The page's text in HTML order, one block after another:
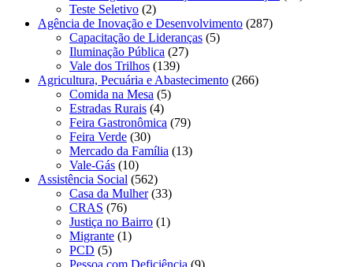
Teste Seletivo (2)
Agência de Inovação e Desenvolvimento (287)
Capacitação de Lideranças (5)
Iluminação Pública (27)
Vale dos Trilhos (139)
Agricultura, Pecuária e Abastecimento (266)
Comida na Mesa (5)
Estradas Rurais (4)
Feira Gastronômica (79)
Feira Verde (30)
Mercado da Família (13)
Vale-Gás (10)
Assistência Social (562)
Casa da Mulher(33)
CRAS (76)
Justiça no Bairro (1)
Migrante (1)
PCD (5)
Pessoa com Deficiência (9)